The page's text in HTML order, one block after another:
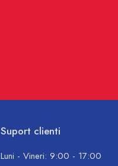
Suport clienti
Luni - Vineri: 9:00 - 17:00